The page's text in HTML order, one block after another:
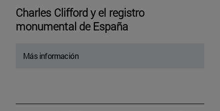
Charles Clifford y el registro
monumental de España
Más información